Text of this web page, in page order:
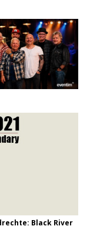
den größten Hits
„Late Night
und Riley Green im
Black River